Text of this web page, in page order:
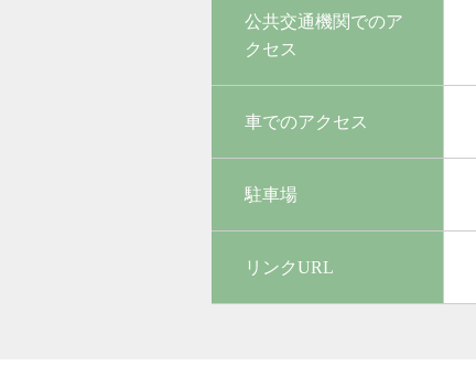
公共交通機関でのア
クセス
車でのアクセス
駐車場
リンクURL